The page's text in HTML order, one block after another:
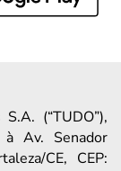
(“TUDO”),
à Av. Senador
CE, CEP: